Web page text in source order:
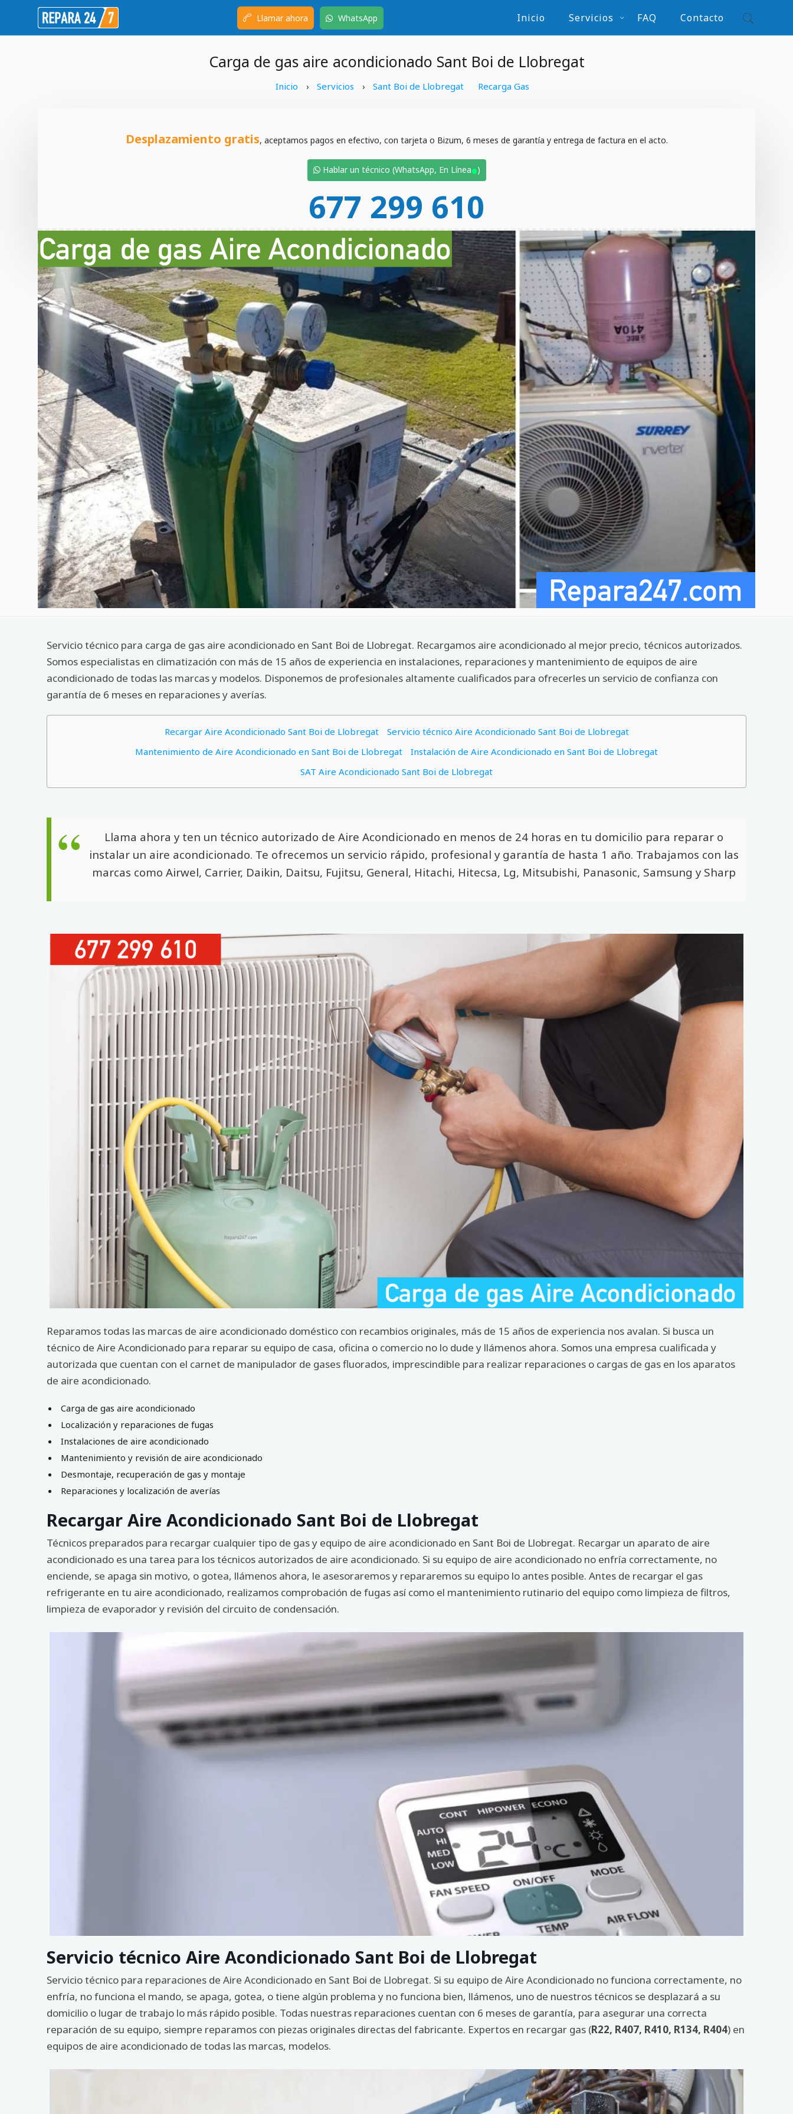
Llamar ahora WhatsApp Inicio Servicios FAQ Contacto
Carga de gas aire acondicionado Sant Boi de Llobregat
Inicio › Servicios › Sant Boi de Llobregat Recarga Gas
Desplazamiento gratis, aceptamos pagos en efectivo, con tarjeta o Bizum, 6 meses de garantía y entrega de factura en el acto.
Hablar un técnico (WhatsApp, En Línea•)
677 299 610
Servicio técnico para carga de gas aire acondicionado en Sant Boi de Llobregat. Recargamos aire acondicionado al mejor precio, técnicos autorizados.
Somos especialistas en climatización con más de 15 años de experiencia en instalaciones, reparaciones y mantenimiento de equipos de aire
acondicionado de todas las marcas y modelos. Disponemos de profesionales altamente cualificados para ofrecerles un servicio de confianza con
garantía de 6 meses en reparaciones y averías.
Recargar Aire Acondicionado Sant Boi de Llobregat
Servicio técnico Aire Acondicionado Sant Boi de Llobregat
Mantenimiento de Aire Acondicionado en Sant Boi de Llobregat
Instalación de Aire Acondicionado en Sant Boi de Llobregat
SAT Aire Acondicionado Sant Boi de Llobregat
Llama ahora y ten un técnico autorizado de Aire Acondicionado en menos de 24 horas en tu domicilio para reparar o
instalar un aire acondicionado. Te ofrecemos un servicio rápido, profesional y garantía de hasta 1 año. Trabajamos con las
marcas como Airwel, Carrier, Daikin, Daitsu, Fujitsu, General, Hitachi, Hitecsa, Lg, Mitsubishi, Panasonic, Samsung y Sharp
Reparamos todas las marcas de aire acondicionado doméstico con recambios originales, más de 15 años de experiencia nos avalan. Si busca un
técnico de Aire Acondicionado para reparar su equipo de casa, oficina o comercio no lo dude y llámenos ahora. Somos una empresa cualificada y
autorizada que cuentan con el carnet de manipulador de gases fluorados, imprescindible para realizar reparaciones o cargas de gas en los aparatos
de aire acondicionado.
Carga de gas aire acondicionado
Localización y reparaciones de fugas
Instalaciones de aire acondicionado
Mantenimiento y revisión de aire acondicionado
Desmontaje, recuperación de gas y montaje
Reparaciones y localización de averías
Recargar Aire Acondicionado Sant Boi de Llobregat
Técnicos preparados para recargar cualquier tipo de gas y equipo de aire acondicionado en Sant Boi de Llobregat. Recargar un aparato de aire
acondicionado es una tarea para los técnicos autorizados de aire acondicionado. Si su equipo de aire acondicionado no enfría correctamente, no
enciende, se apaga sin motivo, o gotea, llámenos ahora, le asesoraremos y repararemos su equipo lo antes posible. Antes de recargar el gas
refrigerante en tu aire acondicionado, realizamos comprobación de fugas así como el mantenimiento rutinario del equipo como limpieza de filtros,
limpieza de evaporador y revisión del circuito de condensación.
Servicio técnico Aire Acondicionado Sant Boi de Llobregat
Servicio técnico para reparaciones de Aire Acondicionado en Sant Boi de Llobregat. Si su equipo de Aire Acondicionado no funciona correctamente, no
enfría, no funciona el mando, se apaga, gotea, o tiene algún problema y no funciona bien, llámenos, uno de nuestros técnicos se desplazará a su
domicilio o lugar de trabajo lo más rápido posible. Todas nuestras reparaciones cuentan con 6 meses de garantía, para asegurar una correcta
reparación de su equipo, siempre reparamos con piezas originales directas del fabricante. Expertos en recargar gas (R22, R407, R410, R134, R404) en
equipos de aire acondicionado de todas las marcas, modelos.